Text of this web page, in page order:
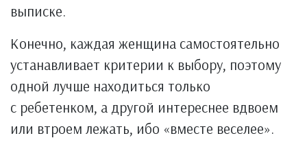
выписке.
Конечно, каждая женщина самостоятельно
устанавливает критерии к выбору, поэтому
одной лучше находиться только
с ребетенком, а другой интереснее вдвоем
или втроем лежать, ибо «вместе веселее».